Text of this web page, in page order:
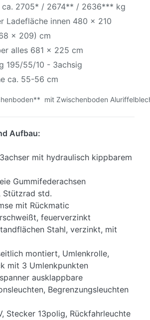
ca. 2705* / 2674** / 2636*** kg
Ladefläche innen 480 x 210
x 209) cm
alles 681 x 225 cm
195/55/10 - 3achsig
ca. 55-56 cm
** mit Zwischenboden
Aufbau:
mit hydraulisch kippbarem
Gummifederachsen
Stützrad std.
mit Rückmatic
feuerverzinkt
Stahl, verzinkt, mit
montiert, Umlenkrolle,
mit 3 Umlenkpunkten
ausklappbare
Begrenzungsleuchten
Stecker 13polig, Rückfahrleuchte